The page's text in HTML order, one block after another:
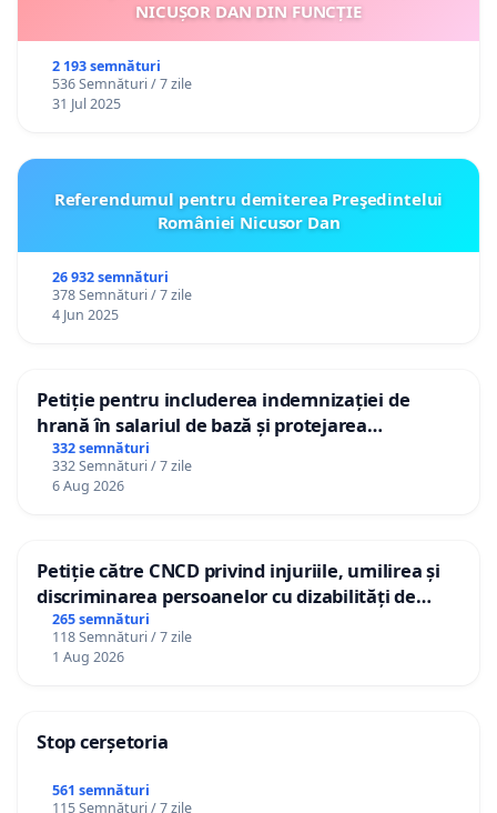
NICUȘOR DAN DIN FUNCȚIE
2 193 semnături
536 Semnături / 7 zile
31 Jul 2025
Referendumul pentru demiterea Preşedintelui
României Nicusor Dan
26 932 semnături
378 Semnături / 7 zile
4 Jun 2025
Petiție pentru includerea indemnizației de
hrană în salariul de bază și protejarea
gradațiilor de vechime pentru asistenții
personali
332 semnături
332 Semnături / 7 zile
6 Aug 2026
Petiție către CNCD privind injuriile, umilirea și
discriminarea persoanelor cu dizabilități de
către utilizatorul TikTok „Gorici”
265 semnături
118 Semnături / 7 zile
1 Aug 2026
Stop cerșetoria
561 semnături
115 Semnături / 7 zile